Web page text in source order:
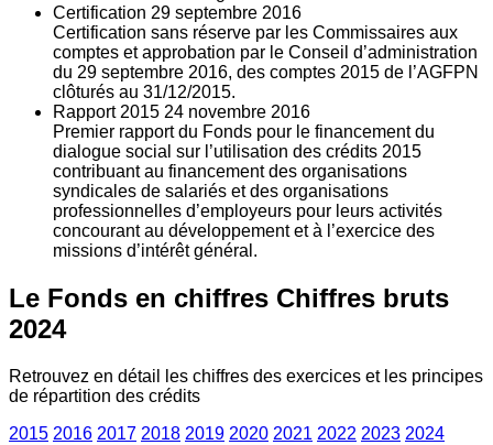
Certification 29 septembre 2016
Certification sans réserve par les Commissaires aux
comptes et approbation par le Conseil d’administration
du 29 septembre 2016, des comptes 2015 de l’AGFPN
clôturés au 31/12/2015.
Rapport 2015 24 novembre 2016
Premier rapport du Fonds pour le financement du
dialogue social sur l’utilisation des crédits 2015
contribuant au financement des organisations
syndicales de salariés et des organisations
professionnelles d’employeurs pour leurs activités
concourant au développement et à l’exercice des
missions d’intérêt général.
Le Fonds en chiffres Chiffres bruts
2024
Retrouvez en détail les chiffres des exercices et les principes
de répartition des crédits
2015 2016 2017 2018 2019 2020 2021 2022 2023 2024